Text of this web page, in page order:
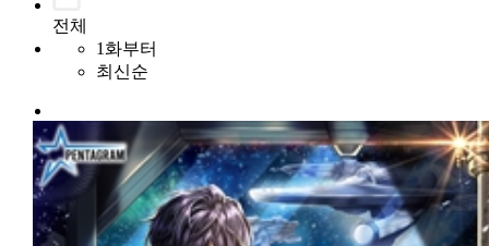
전체
1화부터
최신순